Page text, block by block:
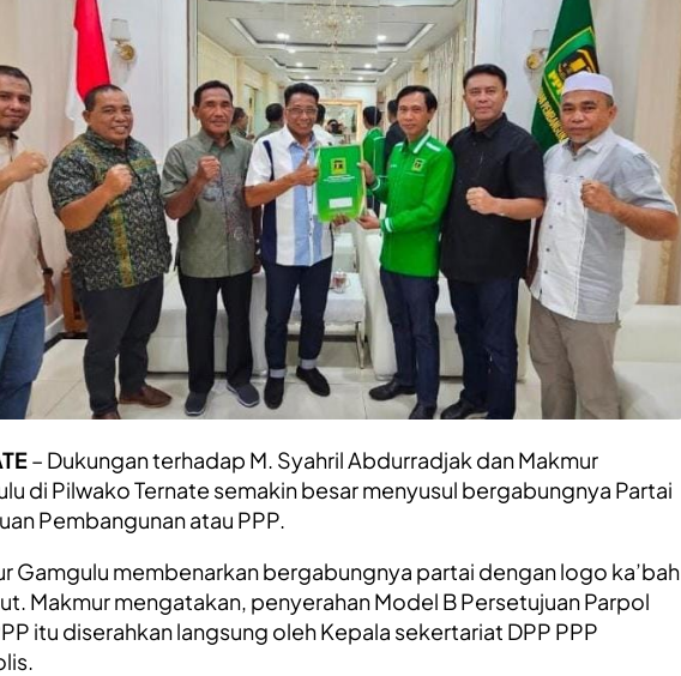
– Dukungan terhadap M. Syahril Abdurradjak dan Makmur
di Pilwako Ternate semakin besar menyusul bergabungnya Partai
Pembangunan atau PPP.
Gamgulu membenarkan bergabungnya partai dengan logo ka’bah
Makmur mengatakan, penyerahan Model B Persetujuan Parpol
itu diserahkan langsung oleh Kepala sekertariat DPP PPP